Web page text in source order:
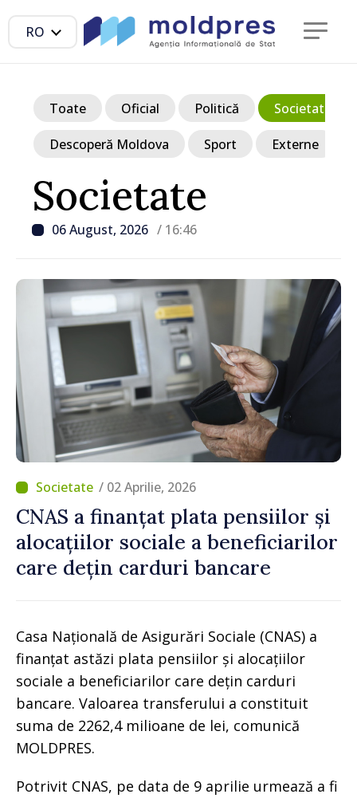
RO
Societate
06 August, 2026 / 16:46
Toate Oficial Politică Societate
Descoperă Moldova Sport Externe
/ 02 Aprilie, 2026
CNAS a finanțat plata pensiilor și
alocațiilor sociale a beneficiarilor
care dețin carduri bancare
Casa Națională de Asigurări Sociale (CNAS) a
finanțat astăzi plata pensiilor și alocațiilor
sociale a beneficiarilor care dețin carduri
bancare. Valoarea transferului a constituit
suma de 2262,4 milioane de lei, comunică
MOLDPRES.
Potrivit CNAS, pe data de 9 aprilie urmează a fi